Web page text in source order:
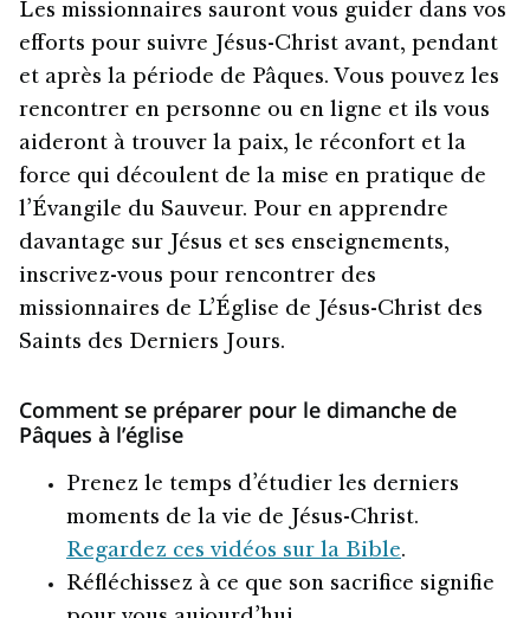
Les missionnaires sauront vous guider dans vos
efforts pour suivre Jésus-Christ avant, pendant
et après la période de Pâques. Vous pouvez les
rencontrer en personne ou en ligne et ils vous
aideront à trouver la paix, le réconfort et la
force qui découlent de la mise en pratique de
l’Évangile du Sauveur. Pour en apprendre
davantage sur Jésus et ses enseignements,
inscrivez-vous pour rencontrer des
missionnaires de L’Église de Jésus-Christ des
Saints des Derniers Jours.
Comment se préparer pour le dimanche de
Pâques à l’église
Prenez le temps d’étudier les derniers
moments de la vie de Jésus-Christ.
Regardez ces vidéos sur la Bible.
Réfléchissez à ce que son sacrifice signifie